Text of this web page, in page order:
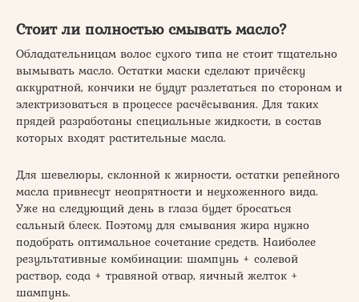
Стоит ли полностью смывать масло?
Обладательницам волос сухого типа не стоит тщательно
вымывать масло. Остатки маски сделают причёску
аккуратной, кончики не будут разлетаться по сторонам и
электризоваться в процессе расчёсывания. Для таких
прядей разработаны специальные жидкости, в состав
которых входят растительные масла.
Для шевелюры, склонной к жирности, остатки репейного
масла привнесут неопрятности и неухоженного вида.
Уже на следующий день в глаза будет бросаться
сальный блеск. Поэтому для смывания жира нужно
подобрать оптимальное сочетание средств. Наиболее
результативные комбинации: шампунь + солевой
раствор, сода + травяной отвар, яичный желток +
шампунь.